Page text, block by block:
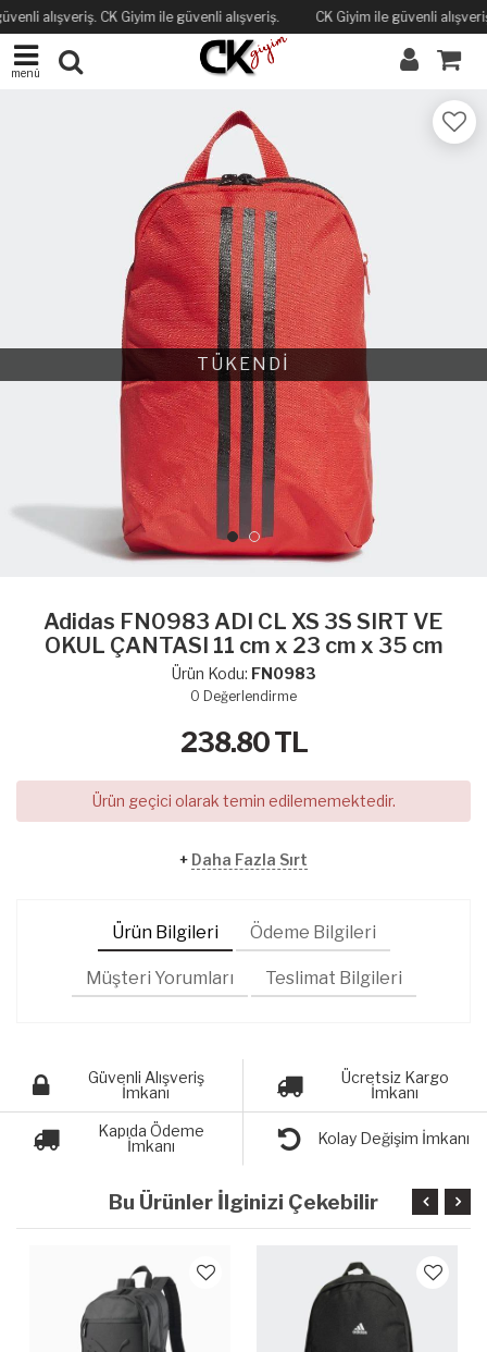
alışveriş. CK Giyim ile güvenli alışveriş. CK Giyim ile güvenli
menü
TÜKENDİ
Adidas FN0983 ADI CL XS 3S SIRT VE
OKUL ÇANTASI 11 cm x 23 cm x 35 cm
Ürün Kodu: FN0983
0 Değerlendirme
238.80TL
Ürün geçici olarak temin edilememektedir.
+ Daha Fazla Sırt
Ürün Bilgileri Ödeme Bilgileri
Müşteri Yorumları Teslimat Bilgileri
Güvenli Alışveriş
İmkanı
Ücretsiz Kargo
İmkanı
Kapıda Ödeme
İmkanı
Kolay Değişim İmkanı
Bu Ürünler İlginizi Çekebilir